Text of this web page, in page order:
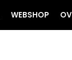
WEBSHOP